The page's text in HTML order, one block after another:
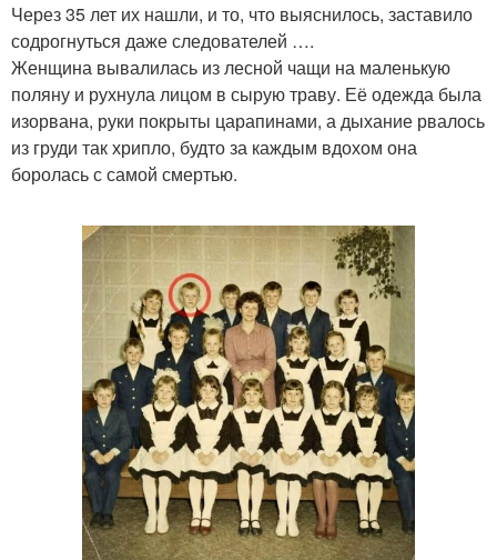
Через 35 лет их нашли, и то, что выяснилось, заставило
содрогнуться даже следователей ….
Женщина вывалилась из лесной чащи на маленькую
поляну и рухнула лицом в сырую траву. Её одежда была
изорвана, руки покрыты царапинами, а дыхание рвалось
из груди так хрипло, будто за каждым вдохом она
боролась с самой смертью.